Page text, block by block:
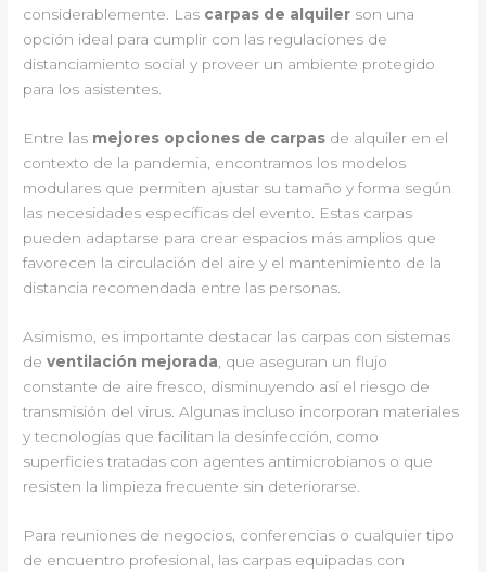
considerablemente. Las carpas de alquiler son una
opción ideal para cumplir con las regulaciones de
distanciamiento social y proveer un ambiente protegido
para los asistentes.
Entre las mejores opciones de carpas de alquiler en el
contexto de la pandemia, encontramos los modelos
modulares que permiten ajustar su tamaño y forma según
las necesidades específicas del evento. Estas carpas
pueden adaptarse para crear espacios más amplios que
favorecen la circulación del aire y el mantenimiento de la
distancia recomendada entre las personas.
Asimismo, es importante destacar las carpas con sistemas
deventilación mejorada , que aseguran un flujo
constante de aire fresco, disminuyendo así el riesgo de
transmisión del virus. Algunas incluso incorporan materiales
y tecnologías que facilitan la desinfección, como
superficies tratadas con agentes antimicrobianos o que
resisten la limpieza frecuente sin deteriorarse.
Para reuniones de negocios, conferencias o cualquier tipo
de encuentro profesional, las carpas equipadas con